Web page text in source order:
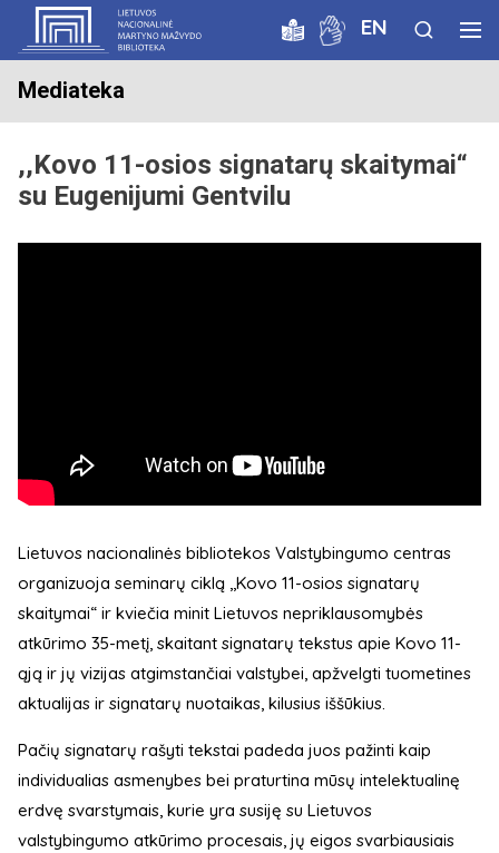
EN
Mediateka
,,Kovo 11-osios signatarų skaitymai“
su Eugenijumi Gentvilu
Lietuvos nacionalinės bibliotekos Valstybingumo centras
organizuoja seminarų ciklą ,,Kovo 11-osios signatarų
skaitymai“ ir kviečia minit Lietuvos nepriklausomybės
atkūrimo 35-metį, skaitant signatarų tekstus apie Kovo 11-
ąją ir jų vizijas atgimstančiai valstybei, apžvelgti tuometines
aktualijas ir signatarų nuotaikas, kilusius iššūkius.
Pačių signatarų rašyti tekstai padeda juos pažinti kaip
individualias asmenybes bei praturtina mūsų intelektualinę
erdvę svarstymais, kurie yra susiję su Lietuvos
valstybingumo atkūrimo procesais, jų eigos svarbiausiais